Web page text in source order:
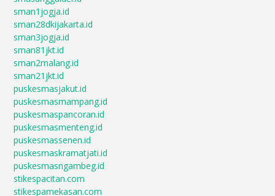
sman1jogja.id
sman28dkijakarta.id
sman3jogja.id
sman81jkt.id
sman2malang.id
sman21jkt.id
puskesmasjakut.id
puskesmasmampang.id
puskesmaspancoran.id
puskesmasmenteng.id
puskesmassenen.id
puskesmaskramatjati.id
puskesmasngambeg.id
stikespacitan.com
stikespamekasan.com